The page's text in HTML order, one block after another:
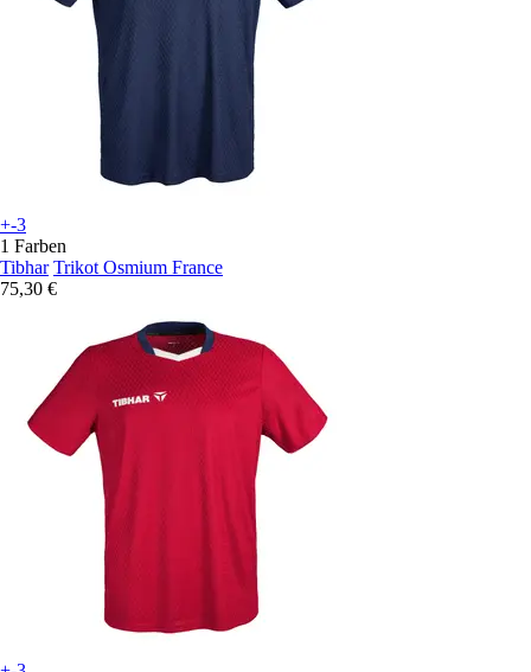
+-3
1 Farben
Tibhar Trikot Osmium France
75,30 €